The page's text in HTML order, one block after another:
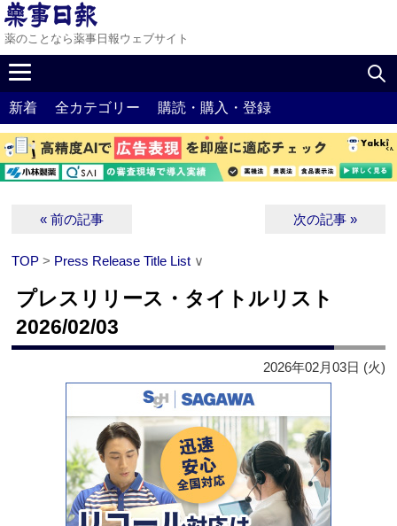
薬のことなら薬事日報ウェブサイト
新着 全カテゴリー 購読・購入・登録
« 前の記事 次の記事 »
TOP > Press Release Title List ∨
プレスリリース・タイトルリスト
2026/02/03
2026年02月03日 (火)